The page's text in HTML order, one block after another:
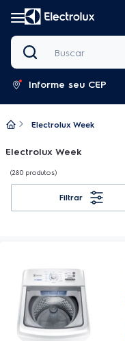
Buscar
Informe seu CEP
Electrolux Week
Electrolux Week
280 produtos